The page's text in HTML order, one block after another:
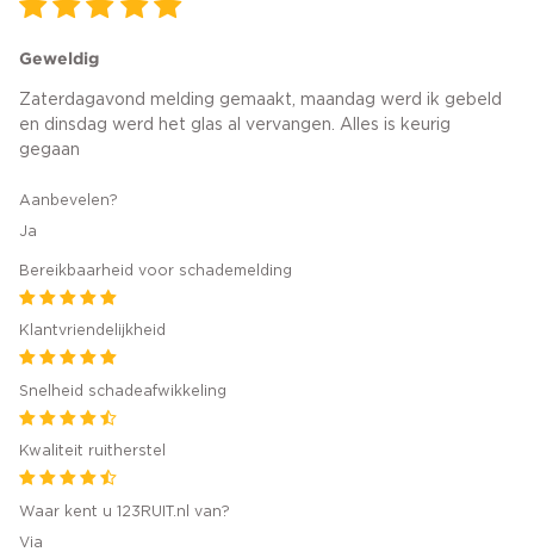
Geweldig
Zaterdagavond melding gemaakt, maandag werd ik gebeld
en dinsdag werd het glas al vervangen. Alles is keurig
gegaan
Aanbevelen?
Ja
Bereikbaarheid voor schademelding
Klantvriendelijkheid
Snelheid schadeafwikkeling
Kwaliteit ruitherstel
Waar kent u 123RUIT.nl van?
Via